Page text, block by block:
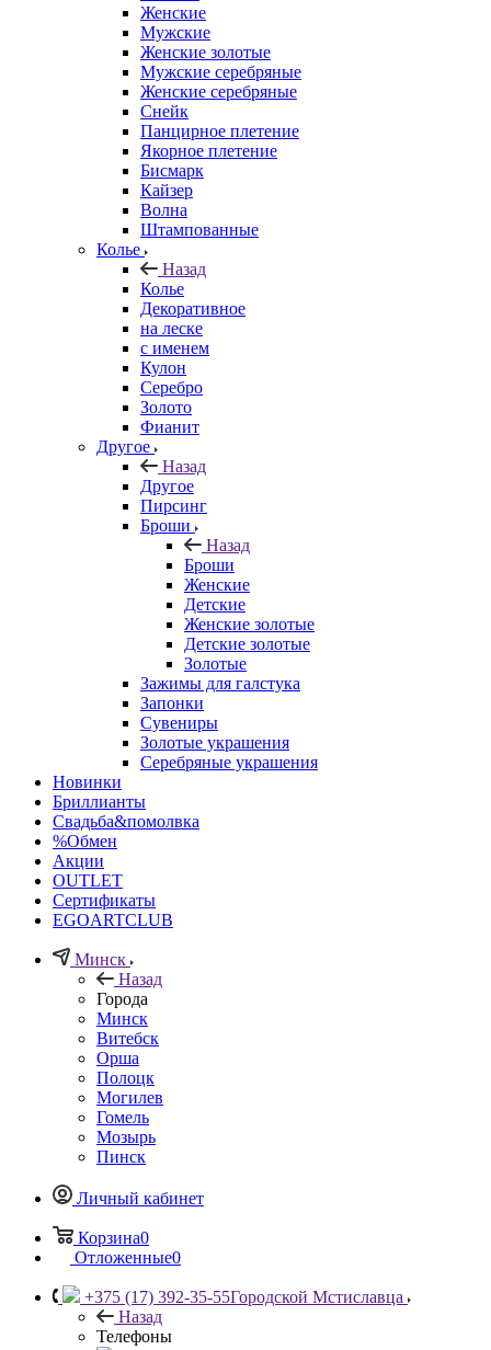
Женские
Мужские
Женские золотые
Мужские серебряные
Женские серебряные
Снейк
Панцирное плетение
Якорное плетение
Бисмарк
Кайзер
Волна
Штампованные
Колье
Назад
Колье
Декоративное
на леске
с именем
Кулон
Серебро
Золото
Фианит
Другое
Назад
Другое
Пирсинг
Броши
Назад
Броши
Женские
Детские
Женские золотые
Детские золотые
Золотые
Зажимы для галстука
Запонки
Сувениры
Золотые украшения
Серебряные украшения
Новинки
Бриллианты
Свадьба&помолвка
%Обмен
Акции
OUTLET
Сертификаты
EGOARTCLUB
Минск
Назад
Города
Минск
Витебск
Орша
Полоцк
Могилев
Гомель
Мозырь
Пинск
Личный кабинет
Корзина0
Отложенные0
+375 (17) 392-35-55Городской Мстиславца
Назад
Телефоны